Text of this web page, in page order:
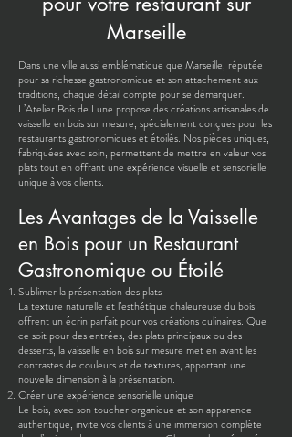
Marseille
Dans une ville aussi emblématique que Marseille, réputée
pour sa richesse gastronomique et son attachement aux
traditions, chaque détail compte pour se démarquer.
L’Atelier Bois de Lune propose des créations artisanales de
vaisselle en bois sur mesure, spécialement conçues pour les
restaurants gastronomiques et étoilés. Nos pièces uniques,
fabriquées avec soin, permettent de mettre en valeur vos
plats tout en offrant une expérience visuelle et sensorielle
unique à vos clients.
Les Avantages de la Vaisselle
en Bois pour un Restaurant
Gastronomique ou Étoilé
Sublimer la présentation des plats
La texture naturelle et l’esthétique chaleureuse du bois
offrent un écrin parfait pour vos créations culinaires. Que
ce soit pour des entrées, des plats principaux ou des
desserts, la vaisselle en bois sur mesure met en avant les
contrastes de couleurs et de textures, apportant une
nouvelle dimension à la présentation.
Créer une expérience sensorielle unique
Le bois, avec son toucher organique et son apparence
authentique, invite vos clients à une immersion complète